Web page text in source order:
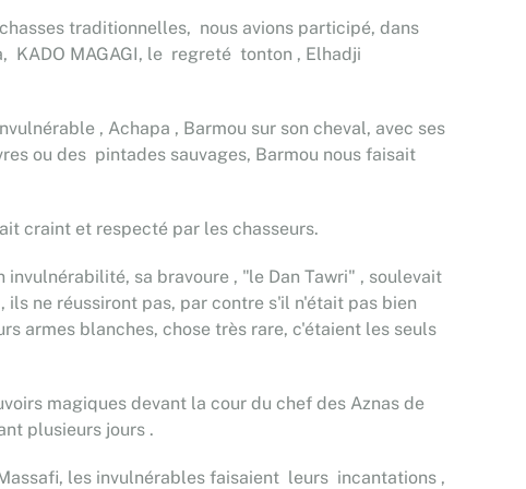
traditionnelles, nous avions participé, dans
KADO MAGAGI, le regreté tonton , Elhadji
, Achapa , Barmou sur son cheval, avec ses
ou des pintades sauvages, Barmou nous faisait
craint et respecté par les chasseurs.
sa bravoure , "le Dan Tawri" , soulevait
ne réussiront pas, par contre s'il n'était pas bien
armes blanches, chose très rare, c'étaient les seuls
magiques devant la cour du chef des Aznas de
plusieurs jours .
les invulnérables faisaient leurs incantations ,